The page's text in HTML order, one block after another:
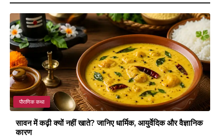
पौराणिक कथा
सावन में कढ़ी क्यों नहीं खाते? जानिए धार्मिक, आयुर्वेदिक और वैज्ञानिक
कारण